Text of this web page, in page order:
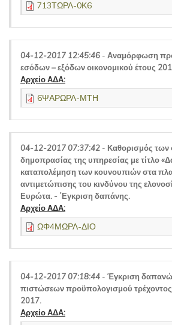
713ΤΩΡΛ-0Κ6
04-12-2017 12:45:46 - Αναμόρφωση
εσόδων – εξόδων οικονομικού έτους
Αρχείο ΑΔΑ:
6ΨΑΡΩΡΛ-ΜΤΗ
04-12-2017 07:37:42 - Καθορισμός των
δημοπρασίας της υπηρεσίας με τίτλο
καταπολέμηση των κουνουπιών στα
αντιμετώπισης του κινδύνου της
Ευρώτα. - ΄Εγκριση δαπάνης.
Αρχείο ΑΔΑ:
ΩΦ4ΜΩΡΛ-ΔΙΟ
04-12-2017 07:18:44 - Έγκριση
πιστώσεων προϋπολογισμού τρέχοντος
2017.
Αρχείο ΑΔΑ: